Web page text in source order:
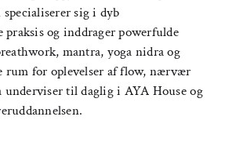
sig i dyb
praksis og inddrager powerfulde
mantra, yoga nidra og
rum for oplevelser af flow, nærvær
underviser til daglig i AYA House og